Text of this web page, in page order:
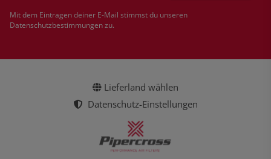
Mit dem Eintragen deiner E-Mail stimmst du unseren
Datenschutzbestimmungenzu.
Lieferland wählen
Datenschutz-Einstellungen